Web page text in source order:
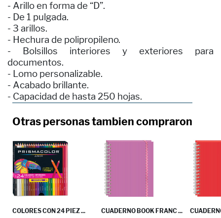
- Arillo en forma de “D”.
- De 1 pulgada.
- 3 arillos.
- Hechura de polipropileno.
- Bolsillos interiores y exteriores para
documentos.
- Lomo personalizable.
- Acabado brillante.
- Capacidad de hasta 250 hojas.
Otras personas tambien compraron
COLORES CON 24 PIEZ ... CUADERNO BOOK FRANC ...